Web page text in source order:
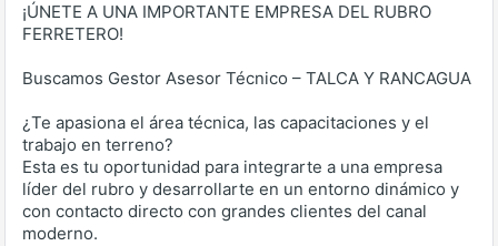
¡ÚNETE A UNA IMPORTANTE EMPRESA DEL RUBRO
FERRETERO!
Buscamos Gestor Asesor Técnico – TALCA Y RANCAGUA
¿Te apasiona el área técnica, las capacitaciones y el
trabajo en terreno?
Esta es tu oportunidad para integrarte a una empresa
líder del rubro y desarrollarte en un entorno dinámico y
con contacto directo con grandes clientes del canal
moderno.